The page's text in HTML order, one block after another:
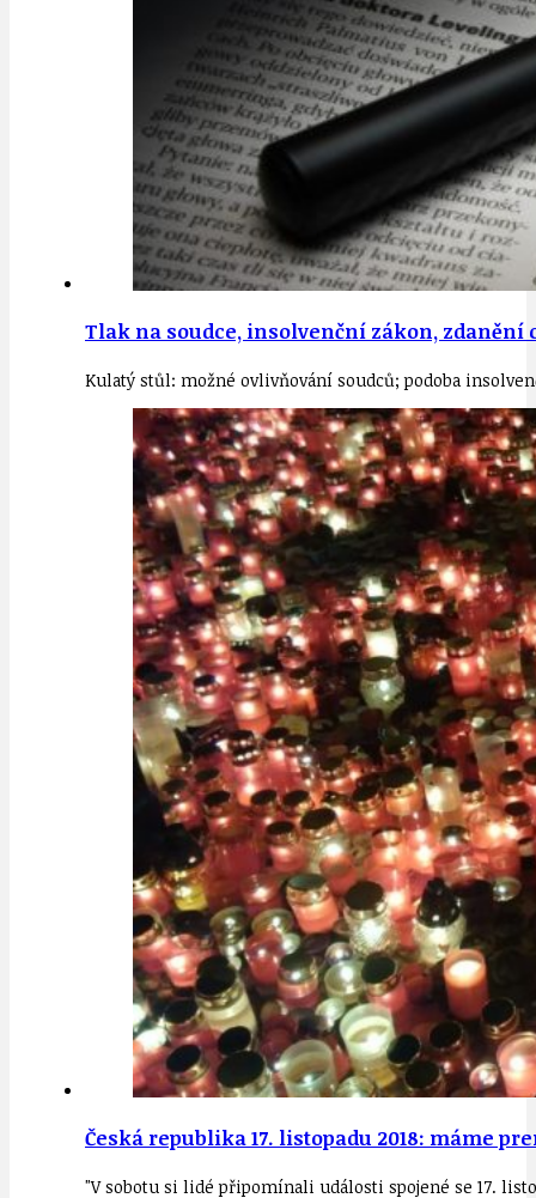
Tlak na soudce, insolvenční zákon,
Kulatý stůl: možné ovlivňování soudců; podoba
Česká republika 17. listopadu 2018: máme
"V sobotu si lidé připomínali události spojené se 17.